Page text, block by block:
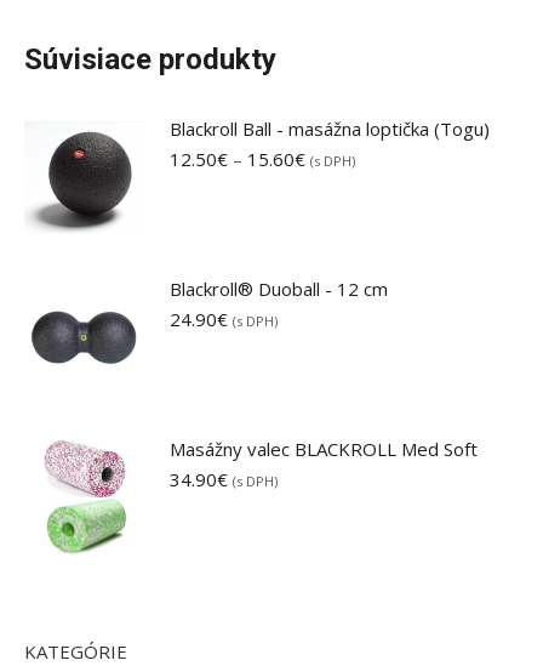
Súvisiace produkty
Blackroll Ball - masážna loptička (Togu)
12.50€ – 15.60€Price
(s DPH)
Blackroll® Duoball - 12 cm
24.90€ (s DPH)
Masážny valec BLACKROLL Med Soft
34.90€ (s DPH)
KATEGÓRIE